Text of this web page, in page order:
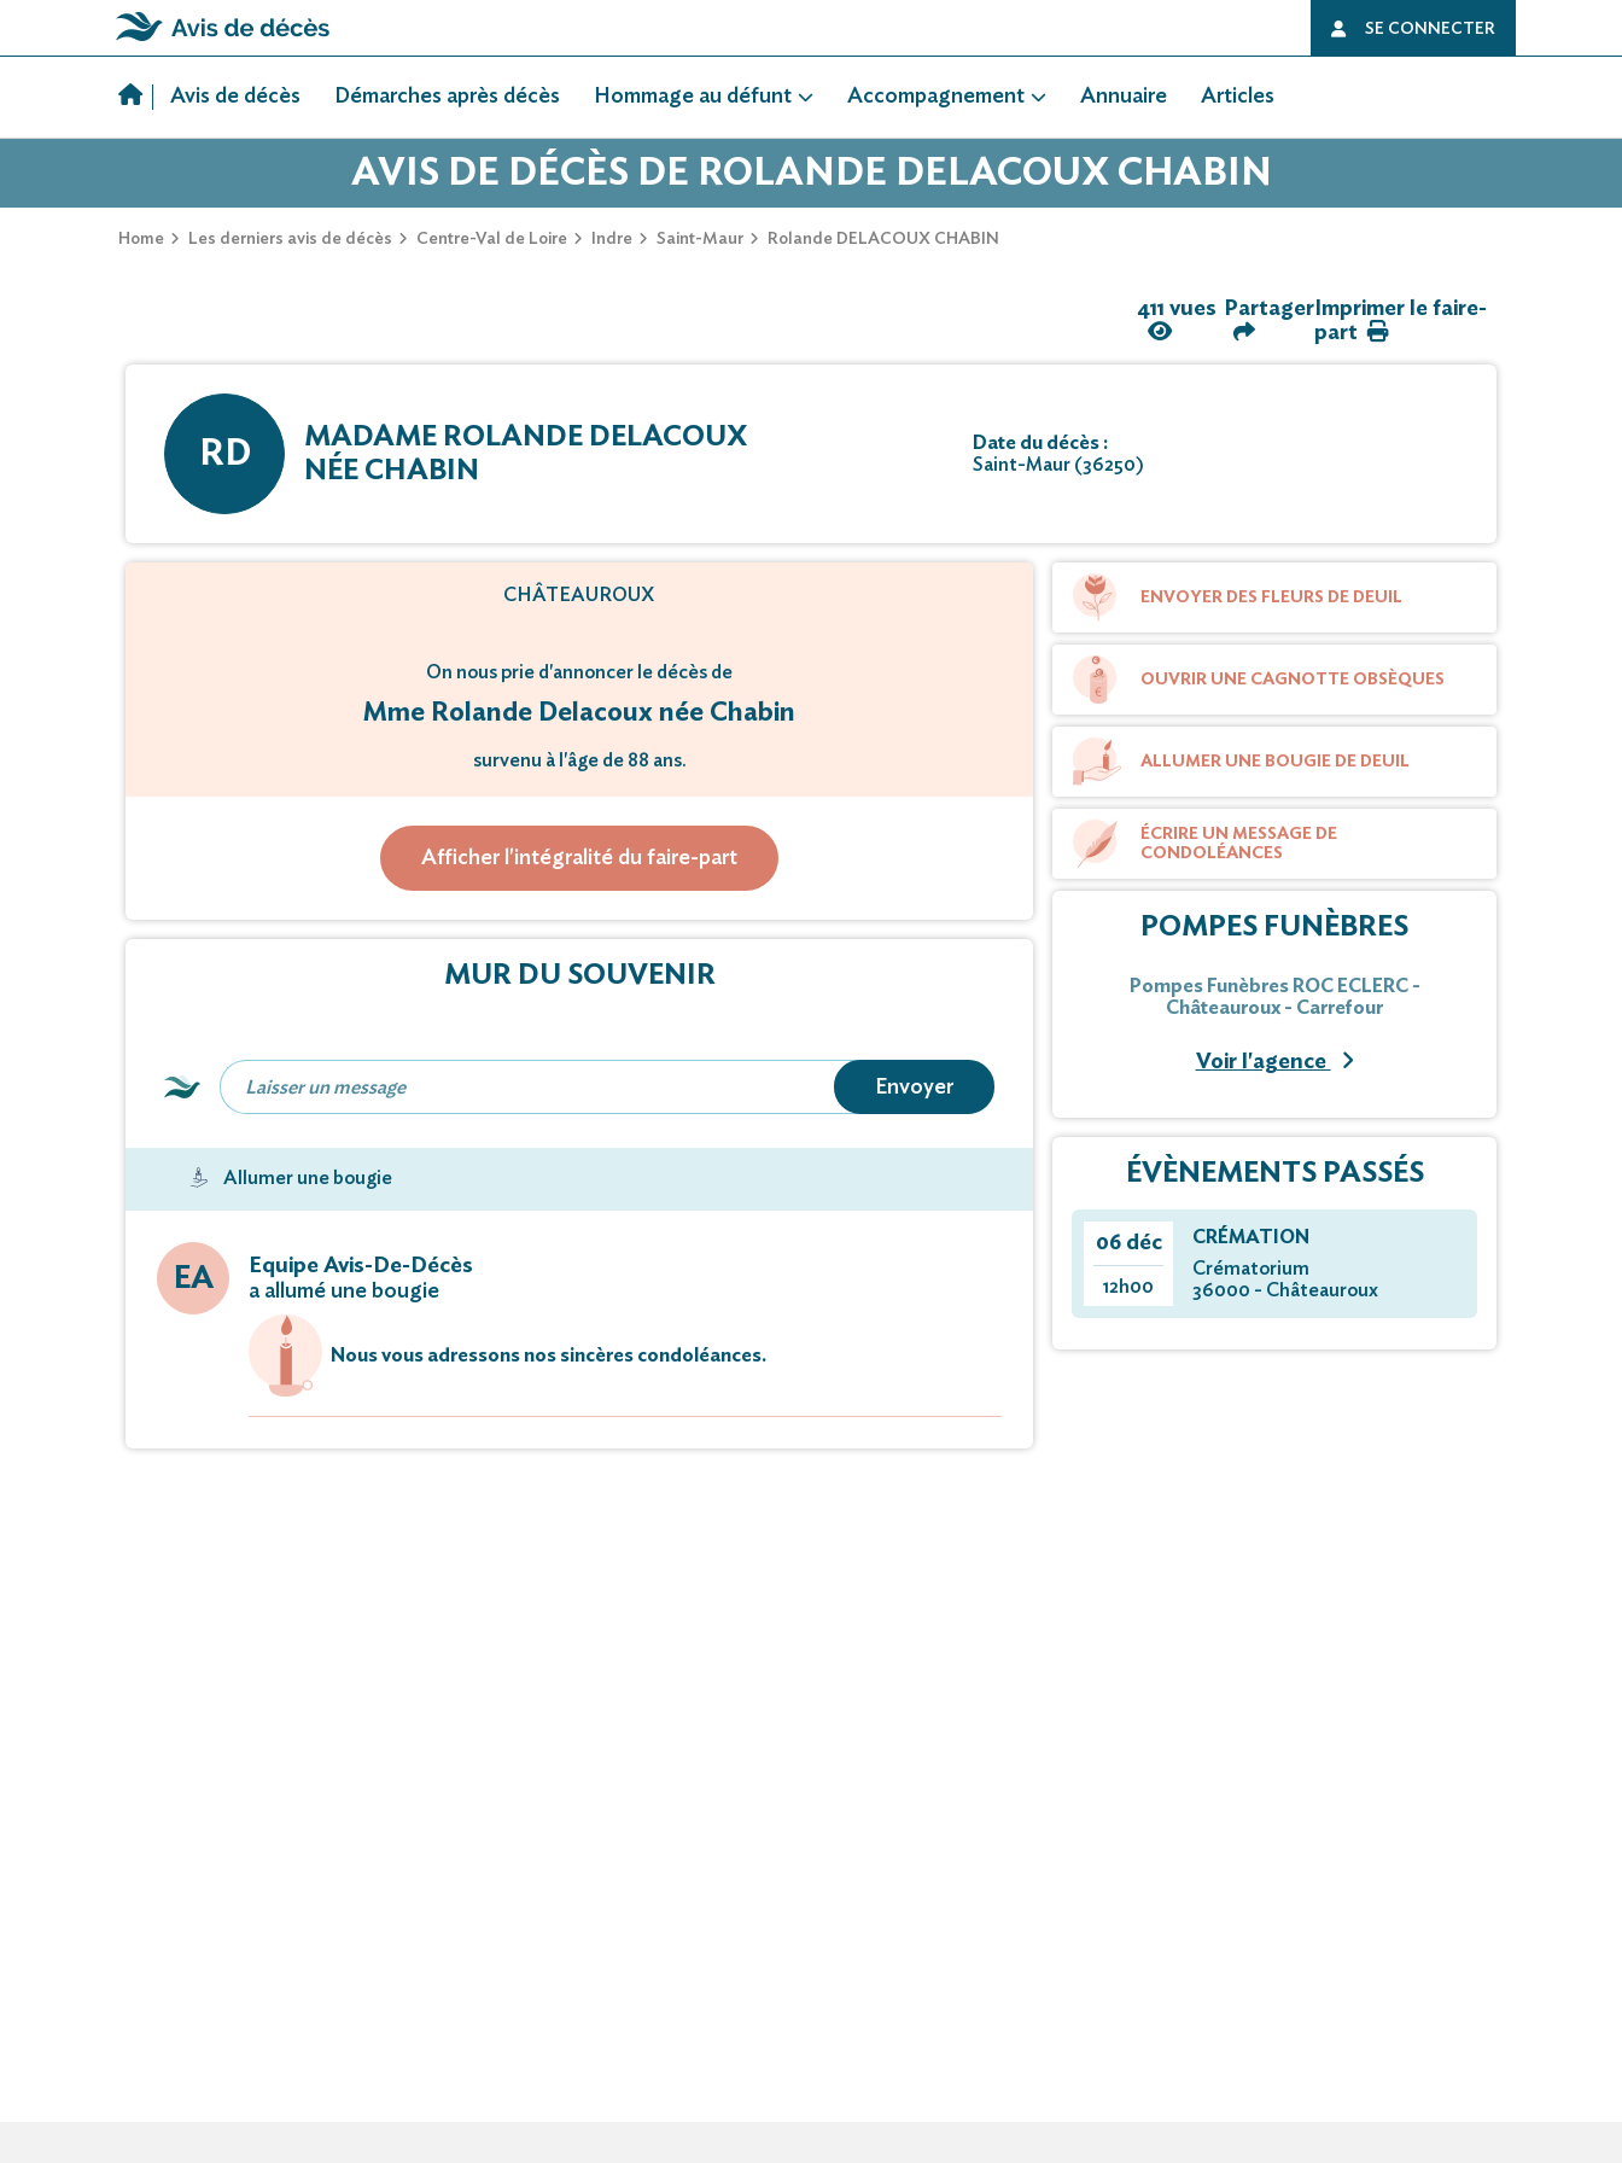
SE CONNECTER
Avis de décès Démarches après décès Hommage au défunt Accompagnement Annuaire Articles
AVIS DE DÉCÈS DE ROLANDE DELACOUX CHABIN
Home Les derniers avis de décès Centre-Val de Loire Indre Saint-Maur Rolande DELACOUX CHABIN
411 vues PartagerImprimer le faire-
part
RD
MADAME ROLANDE DELACOUX
NÉE CHABIN
Date du décès :
Saint-Maur (36250)
CHÂTEAUROUX
On nous prie d'annoncer le décès de
Mme Rolande Delacoux née Chabin
survenu à l'âge de 88 ans.
Un recueillement aura lieu le mardi 6 décembre 2022, à 12 heures,
Afficher l'intégralité du faire-part
MUR DU SOUVENIR
Envoyer
Allumer une bougie
EA
Equipe Avis-De-Décès
a allumé une bougie
Nous vous adressons nos sincères condoléances.
ENVOYER DES FLEURS DE DEUIL
OUVRIR UNE CAGNOTTE OBSÈQUES
ALLUMER UNE BOUGIE DE DEUIL
ÉCRIRE UN MESSAGE DE
CONDOLÉANCES
POMPES FUNÈBRES
Pompes Funèbres ROC ECLERC -
Châteauroux - Carrefour
Voir l'agence
ÉVÈNEMENTS PASSÉS
06 déc
12h00
CRÉMATION
Crématorium
36000 - Châteauroux